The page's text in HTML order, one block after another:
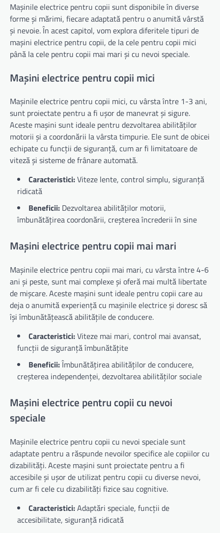
Mașinile electrice pentru copii sunt disponibile în diverse
forme și mărimi, fiecare adaptată pentru o anumită vârstă
și nevoie. În acest capitol, vom explora diferitele tipuri de
mașini electrice pentru copii, de la cele pentru copii mici
până la cele pentru copii mai mari și cu nevoi speciale.
Mașini electrice pentru copii mici
Mașinile electrice pentru copii mici, cu vârsta între 1-3 ani,
sunt proiectate pentru a fi ușor de manevrat și sigure.
Aceste mașini sunt ideale pentru dezvoltarea abilităților
motorii și a coordonării la vârsta timpurie. Ele sunt de obicei
echipate cu funcții de siguranță, cum ar fi limitatoare de
viteză și sisteme de frânare automată.
Caracteristici:Viteze lente, control simplu, siguranță
ridicată
Beneficii: Dezvoltarea abilităților motorii,
îmbunătățirea coordonării, creșterea încrederii în sine
Mașini electrice pentru copii mai mari
Mașinile electrice pentru copii mai mari, cu vârsta între 4-6
ani și peste, sunt mai complexe și oferă mai multă libertate
de mișcare. Aceste mașini sunt ideale pentru copii care au
deja o anumită experiență cu mașinile electrice și doresc să
își îmbunătățească abilitățile de conducere.
Caracteristici:Viteze mai mari, control mai avansat,
funcții de siguranță îmbunătățite
Beneficii:Îmbunătățirea abilităților de conducere,
creșterea independenței, dezvoltarea abilităților sociale
Mașini electrice pentru copii cu nevoi
speciale
Mașinile electrice pentru copii cu nevoi speciale sunt
adaptate pentru a răspunde nevoilor specifice ale copiilor cu
dizabilități. Aceste mașini sunt proiectate pentru a fi
accesibile și ușor de utilizat pentru copii cu diverse nevoi,
cum ar fi cele cu dizabilități fizice sau cognitive.
Caracteristici:Adaptări speciale, funcții de
accesibilitate, siguranță ridicată